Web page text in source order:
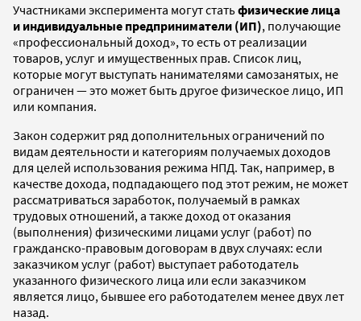
Участниками эксперимента могут статьфизические лица
и индивидуальные предприниматели (ИП), получающие
«профессиональный доход», то есть от реализации
товаров, услуг и имущественных прав. Список лиц,
которые могут выступать нанимателями самозанятых, не
ограничен — это может быть другое физическое лицо, ИП
или компания.
Закон содержит ряд дополнительных ограничений по
видам деятельности и категориям получаемых доходов
для целей использования режима НПД. Так, например, в
качестве дохода, подпадающего под этот режим, не может
рассматриваться заработок, получаемый в рамках
трудовых отношений, а также доход от оказания
(выполнения) физическими лицами услуг (работ) по
гражданско-правовым договорам в двух случаях: если
заказчиком услуг (работ) выступает работодатель
указанного физического лица или если заказчиком
является лицо, бывшее его работодателем менее двух лет
назад.